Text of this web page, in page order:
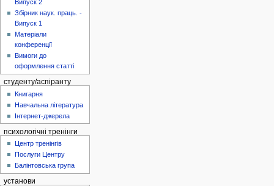
Випуск 2
Збірник наук. праць. -
Випуск 1
Матеріали
конференції
Вимоги до
оформлення статті
студенту/аспіранту
Книгарня
Навчальна література
Інтернет-джерела
психологічні тренінги
Центр тренінгів
Послуги Центру
Балінтовська група
установи